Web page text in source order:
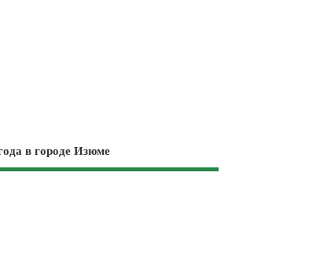
в городе Изюме